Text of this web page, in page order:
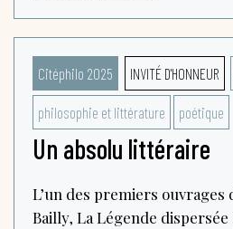
Citéphilo 2025 INVITÉ D'HONNEUR
philosophie et littérature poétique
Un absolu littéraire
L’un des premiers ouvrages
Bailly, La Légende dispersée